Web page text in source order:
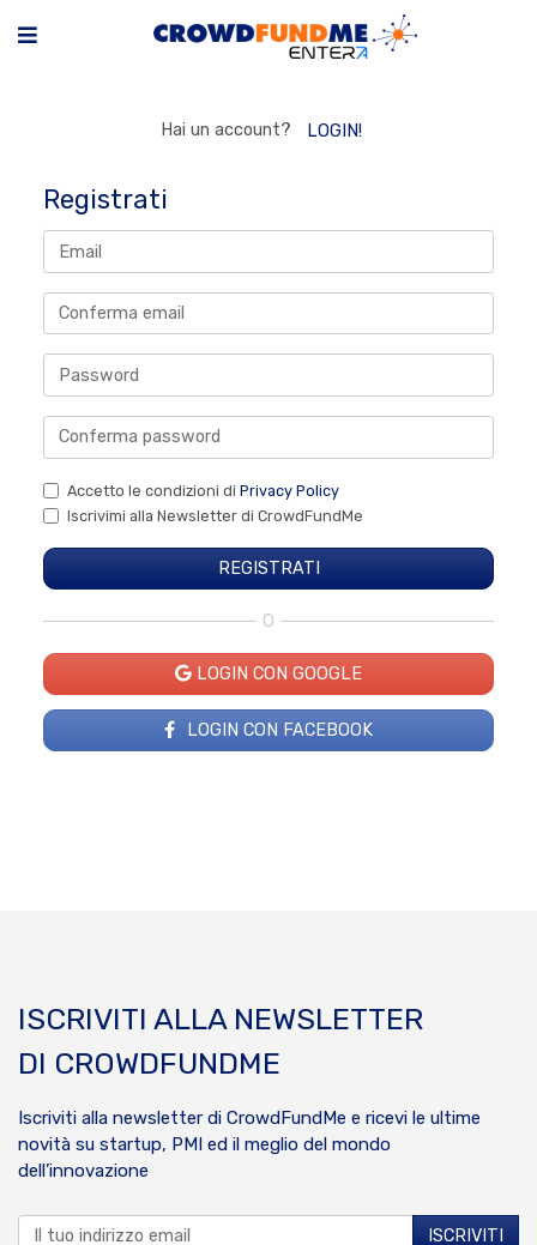
Hai un account? LOGIN!
Registrati
Accetto le condizioni di Privacy Policy
Iscrivimi alla Newsletter di CrowdFundMe
O
LOGIN CON GOOGLE
LOGIN CON FACEBOOK
ISCRIVITI ALLA NEWSLETTER
DI CROWDFUNDME
Iscriviti alla newsletter di CrowdFundMe e ricevi le ultime
novità su startup, PMI ed il meglio del mondo
dell’innovazione